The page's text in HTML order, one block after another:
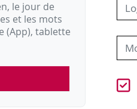
le jour de
et les mots
(App), tablette